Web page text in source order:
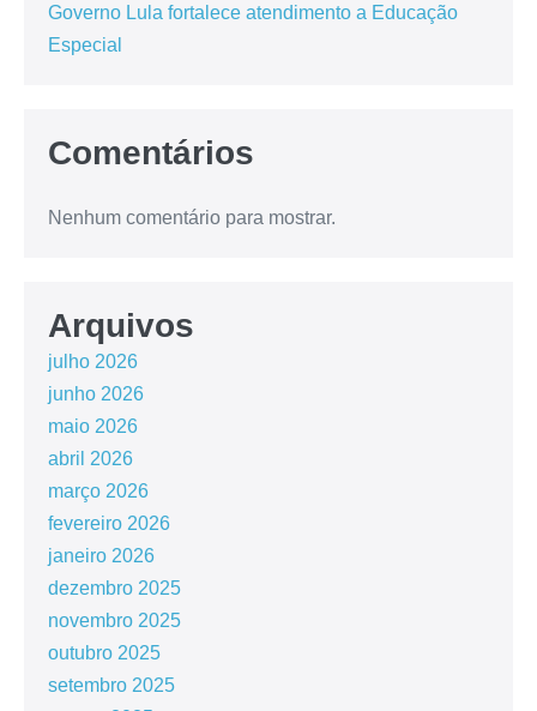
Governo Lula fortalece atendimento a Educação
Especial
Comentários
Nenhum comentário para mostrar.
Arquivos
julho 2026
junho 2026
maio 2026
abril 2026
março 2026
fevereiro 2026
janeiro 2026
dezembro 2025
novembro 2025
outubro 2025
setembro 2025